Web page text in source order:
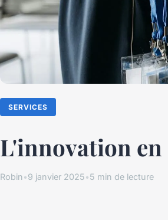
SERVICES
L'innovation en
Robin•9 janvier 2025•5 min de lecture